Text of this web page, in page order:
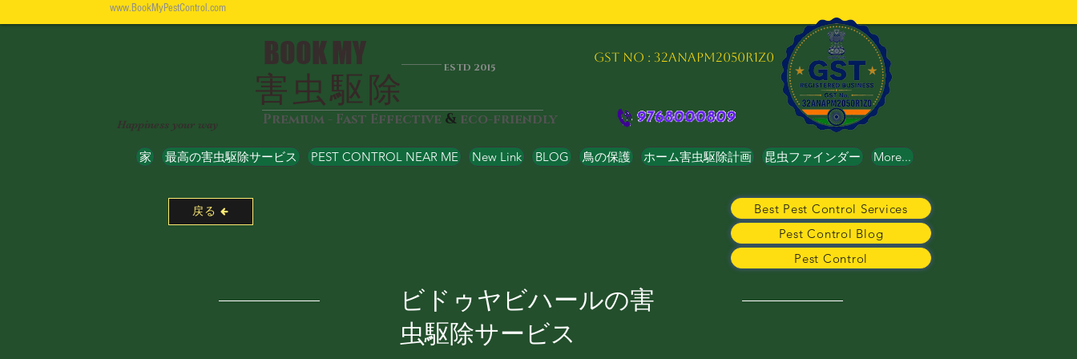
www.BookMyPestControl.com
害虫駆除
BOOK MY ESTD 2015
Premium - Fast Effective & eco-friendly
Happiness your way
GST NO : 32ANAPM2050R1Z0
家 最高の害虫駆除サービス PEST CONTROL NEAR ME New Link BLOG 鳥の保護 ホーム害虫駆除計画 昆虫ファインダー More...
戻る
Best Pest Control Services
Pest Control Blog
Pest Control
ビドゥヤビハールの害
虫駆除サービス